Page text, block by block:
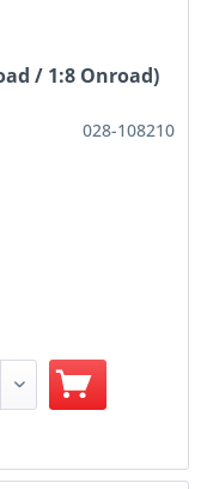
/ 1:8 Onroad)
028-108210